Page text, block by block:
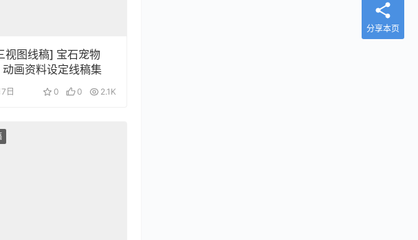
视图线稿] 宝石宠物
画资料设定线稿集
日 0 0 2.1K
分享本页